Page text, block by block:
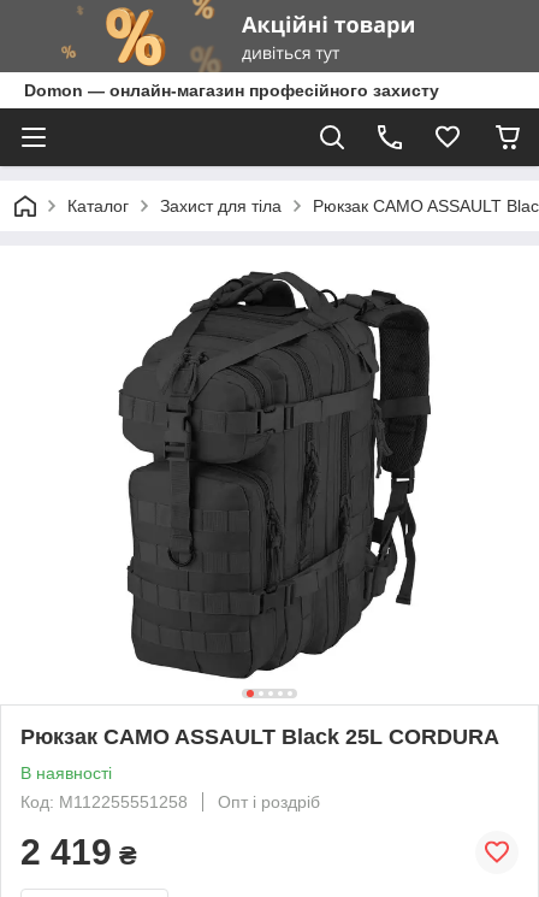
Domon — онлайн-магазин професійного захисту
Каталог Захист для тіла Рюкзак CAMO ASSAULT
Рюкзак CAMO ASSAULT Black 25L CORDURA
В наявності
Код: M112255551258
Опт і роздріб
2 419 ₴